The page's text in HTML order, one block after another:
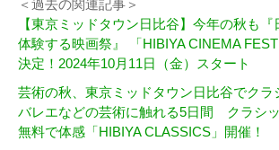
＜過去の関連記事＞
【東京ミッドタウン日比谷】今年の秋も
体験する映画祭』 「HIBIYA CINEMA
決定！2024年10月11日（金）スタート
芸術の秋、東京ミッドタウン日比谷でクラ
バレエなどの芸術に触れる5日間 クラシ
無料で体感「HIBIYA CLASSICS」開催！